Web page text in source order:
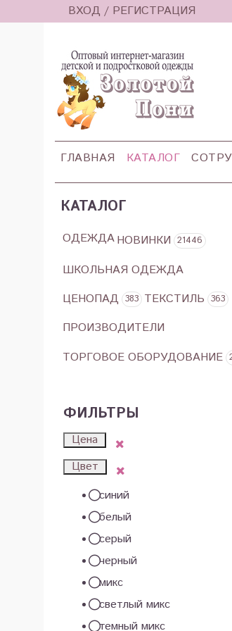
ВХОД / РЕГИСТРАЦИЯ
ГЛАВНАЯ КАТАЛОГ
КАТАЛОГ
ОДЕЖДАНОВИНКИ 21446
ШКОЛЬНАЯ ОДЕЖДА
ЦЕНОПАД 383 ТЕКСТИЛЬ 363
ПРОИЗВОДИТЕЛИ
ТОРГОВОЕ ОБОРУДОВАНИЕ
ФИЛЬТРЫ
Цена
Цвет
синий
белый
серый
черный
микс
светлый микс
темный микс